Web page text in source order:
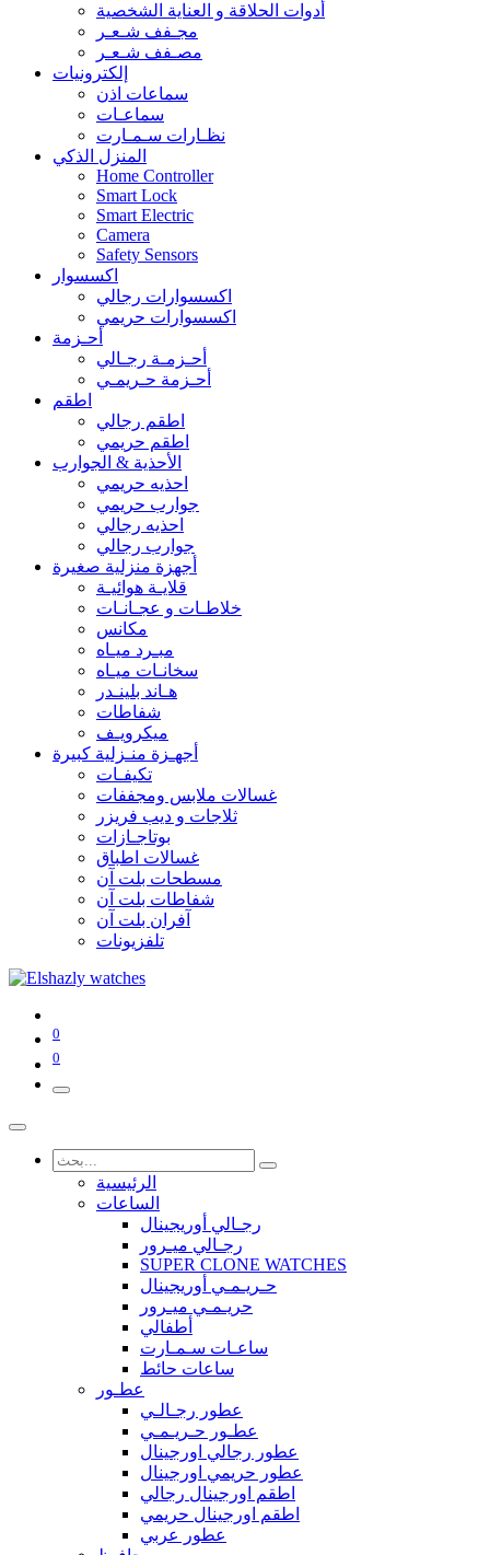
أدوات الحلاقة و العناية الشخصية
مجـفف شـعـر
مصـفف شـعـر
إلكترونيات
سماعات اذن
سماعـات
نظـارات سـمـارت
المنزل الذكي
Home Controller
Smart Lock
Smart Electric
Camera
Safety Sensors
اكسسوار
اكسسوارات رجالي
اكسسوارات حريمي
أحـزمة
أحـزمـة رجـالي
أحـزمة حـريمـي
اطقم
اطقم رجالي
اطقم حريمي
الأحذية & الجوارب
احذيه حريمي
جوارب حريمي
احذيه رجالي
جوارب رجالي
أجهزة منزلية صغيرة
قلايـة هوائيـة
خلاطـات و عجـانـات
مكانس
مبـرد ميـاه
سخانـات ميـاه
هـاند بلينـدر
شفاطات
ميكرويـف
أجهـزة منـزلية كبيرة
تكيفـات
غسالات ملابس ومجففات
ثلاجات و ديب فريزر
بوتاجـازات
غسالات اطباق
مسطحات بلت آن
شفاطات بلت آن
آفران بلت آن
تلفزيونات
0
0
الرئيسية
الساعات
رجـالي أوريجينال
رجـالي ميـرور
SUPER CLONE WATCHES
حـريـمـي أوريجينال
حريـمـي ميـرور
أطفالي
ساعـات سـمـارت
ساعات حائط
عطـور
عطور رجـالـي
عطـور حـريـمـي
عطور رجالي اورجينال
عطور حريمي اورجينال
اطقم اورجينال رجالي
اطقم اورجينال حريمي
عطور عربي